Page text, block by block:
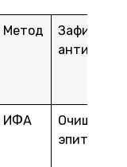
Метод
антигены
ИФА
эпитоп